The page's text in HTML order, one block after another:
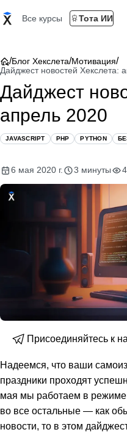
Все курсы Тота ИИ
/Блог Хекслета/Мотивация/
Дайджест новостей Хекслета:
Дайджест
апрель 2020
JAVASCRIPT PHP PYTHON
6 мая 2020 г. 3 минуты
Присоединяйтесь к
Надеемся, что ваши
праздники проходят
мая мы работаем в режиме
во все остальные — как
новости, то в этом